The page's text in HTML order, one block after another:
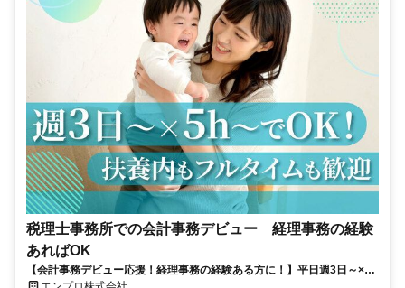
税理士事務所での会計事務デビュー 経理事務の経験
あればOK
【会計事務デビュー応援！経理事務の経験ある方に！】平日週3日～×5